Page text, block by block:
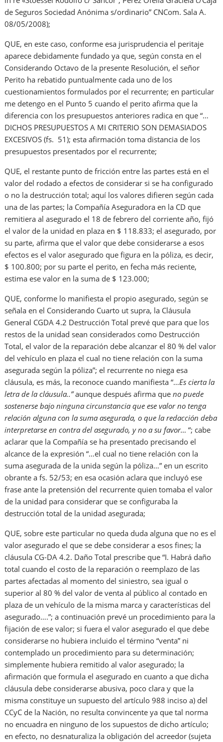
de Seguros Sociedad Anónima s/ordinario” CNCom. Sala A.
08/05/2008);
QUE, en este caso, conforme esa jurisprudencia el peritaje
aparece debidamente fundado ya que, según consta en el
Considerando Octavo de la presente Resolución, el señor
Perito ha rebatido puntualmente cada uno de los
cuestionamientos formulados por el recurrente; en particular
me detengo en el Punto 5 cuando el perito afirma que la
diferencia con los presupuestos anteriores radica en que “…
DICHOS PRESUPUESTOS A MI CRITERIO SON DEMASIADOS
EXCESIVOS (fs. 51); esta afirmación toma distancia de los
presupuestos presentados por el recurrente;
QUE, el restante punto de fricción entre las partes está en el
valor del rodado a efectos de considerar si se ha configurado
o no la destrucción total; aquí los valores difieren según cada
una de las partes; la Compañía Aseguradora en la CD que
remitiera al asegurado el 18 de febrero del corriente año, fijó
el valor de la unidad en plaza en $ 118.833; el asegurado, por
su parte, afirma que el valor que debe considerarse a esos
efectos es el valor asegurado que figura en la póliza, es decir,
$ 100.800; por su parte el perito, en fecha más reciente,
estima ese valor en la suma de $ 123.000;
QUE, conforme lo manifiesta el propio asegurado, según se
señala en el Considerando Cuarto ut supra, la Cláusula
General CGDA 4.2 Destrucción Total prevé que para que los
restos de la unidad sean considerados como Destrucción
Total, el valor de la reparación debe alcanzar el 80 % del valor
del vehículo en plaza el cual no tiene relación con la suma
asegurada según la póliza”; el recurrente no niega esa
cláusula, es más, la reconoce cuando manifiesta “…Es cierta la
letra de la cláusula..”aunque después afirma queno puede
sostenerse bajo ninguna circunstancia que ese valor no tenga
relación alguna con la suma asegurada, o que la redacción deba
interpretarse en contra del asegurado, y no a su favor… “; cabe
aclarar que la Compañía se ha presentado precisando el
alcance de la expresión “…el cual no tiene relación con la
suma asegurada de la unida según la póliza…” en un escrito
obrante a fs. 52/53; en esa ocasión aclara que incluyó ese
frase ante la pretensión del recurrente quien tomaba el valor
de la unidad para considerar que se configuraba la
destrucción total de la unidad asegurada;
QUE, sobre este particular no queda duda alguna que no es el
valor asegurado el que se debe considerar a esos fines; la
cláusula CG-DA 4.2. Daño Total prescribe que “I. Habrá daño
total cuando el costo de la reparación o reemplazo de las
partes afectadas al momento del siniestro, sea igual o
superior al 80 % del valor de venta al público al contado en
plaza de un vehículo de la misma marca y características del
asegurado….”; a continuación prevé un procedimiento para la
fijación de ese valor; si fuera el valor asegurado el que debe
considerarse no hubiera incluido el término “venta” ni
contemplado un procedimiento para su determinación;
simplemente hubiera remitido al valor asegurado; la
afirmación que formula el asegurado en cuanto a que dicha
cláusula debe considerarse abusiva, poco clara y que la
misma constituye un supuesto del artículo 988 inciso a) del
CCyC de la Nación, no resulta convincente ya que tal norma
no encuadra en ninguno de los supuestos de dicho artículo;
en efecto, no desnaturaliza la obligación del acreedor (sujeta